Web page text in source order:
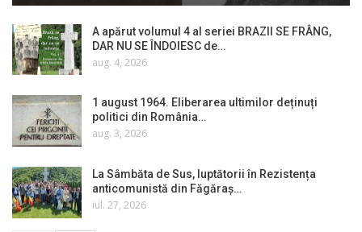
A apărut volumul 4 al seriei BRAZII SE FRÂNG,
DAR NU SE ÎNDOIESC de…
aug. 4, 2026
1 august 1964. Eliberarea ultimilor deținuți
politici din România…
aug. 3, 2026
La Sâmbăta de Sus, luptătorii în Rezistența
anticomunistă din Făgăraș…
iul. 27, 2026